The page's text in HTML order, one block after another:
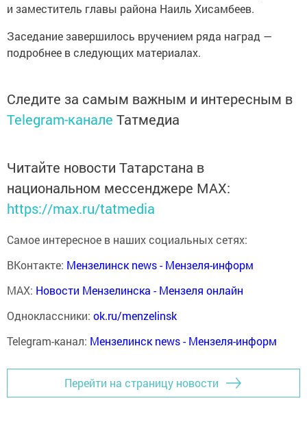
и заместитель главы района Наиль Хисамбеев.
Заседание завершилось вручением ряда наград —
подробнее в следующих материалах.
Следите за самым важным и интересным в
Telegram-канале Татмедиа
Читайте новости Татарстана в
национальном мессенджере MАХ:
https://max.ru/tatmedia
Самое интересное в наших социальных сетях:
ВКонтакте: Мензелинск news - Мензеля-информ
MAX: Новости Мензелинска - Мензеля онлайн
Одноклассники: ok.ru/menzelinsk
Telegram-канал: Мензелинск news - Мензеля-информ
Перейти на страницу новости